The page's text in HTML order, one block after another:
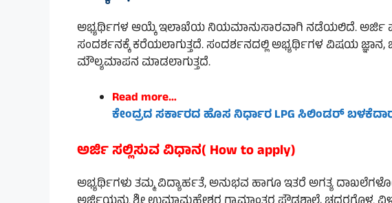
ಅಭ್ಯರ್ಥಿಗಳ ಆಯ್ಕೆ ಇಲಾಖೆಯ ನಿಯಮಾನುಸಾರವಾಗಿ ನಡೆಯಲಿದೆ. ಅರ್ಜಿ
ಸಂದರ್ಶನಕ್ಕೆ ಕರೆಯಲಾಗುತ್ತದೆ. ಸಂದರ್ಶನದಲ್ಲಿ ಅಭ್ಯರ್ಥಿಗಳ ವಿಷಯ
ಮೌಲ್ಯಮಾಪನ ಮಾಡಲಾಗುತ್ತದೆ.
Read more…
ಕೇಂದ್ರದ ಸರ್ಕಾರದ ಹೊಸ ನಿರ್ಧಾರLPG ಸಿಲಿಂಡರ್
ಅರ್ಜಿ ಸಲ್ಲಿಸುವ ವಿಧಾನ( How to apply)
ಅಭ್ಯರ್ಥಿಗಳು ತಮ್ಮ ವಿದ್ಯಾರ್ಹತೆ, ಅನುಭವ ಹಾಗೂ ಇತರೆ ಅಗತ್ಯ